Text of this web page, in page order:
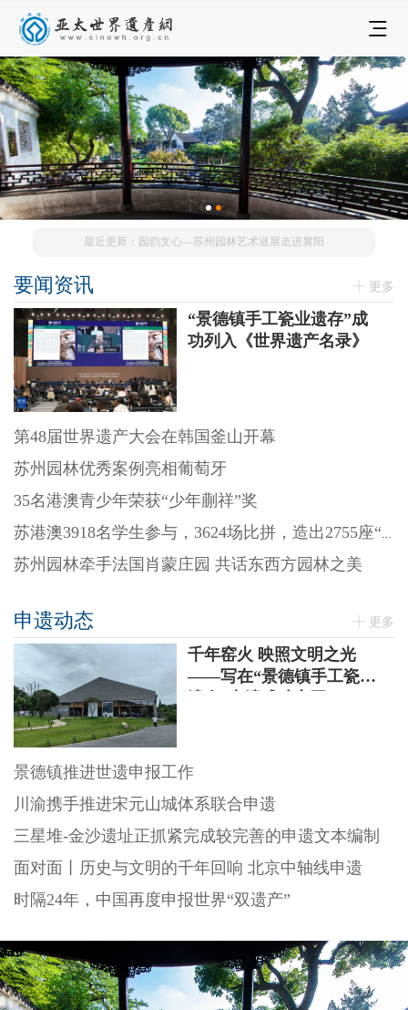
最近更新：园韵文心—苏州园林艺术巡展走进襄阳
要闻资讯 更多
“景德镇手工瓷业遗存”成
功列入《世界遗产名录》
第48届世界遗产大会在韩国釜山开幕
苏州园林优秀案例亮相葡萄牙
35名港澳青少年荣获“少年蒯祥”奖
苏港澳3918名学生参与，3624场比拼，造出2755座“迷你园林”
苏州园林牵手法国肖蒙庄园 共话东西方园林之美
申遗动态 更多
千年窑火 映照文明之光
——写在“景德镇手工瓷业
景德镇推进世遗申报工作
川渝携手推进宋元山城体系联合申遗
三星堆-金沙遗址正抓紧完成较完善的申遗文本编制
面对面丨历史与文明的千年回响 北京中轴线申遗
时隔24年，中国再度申报世界“双遗产”